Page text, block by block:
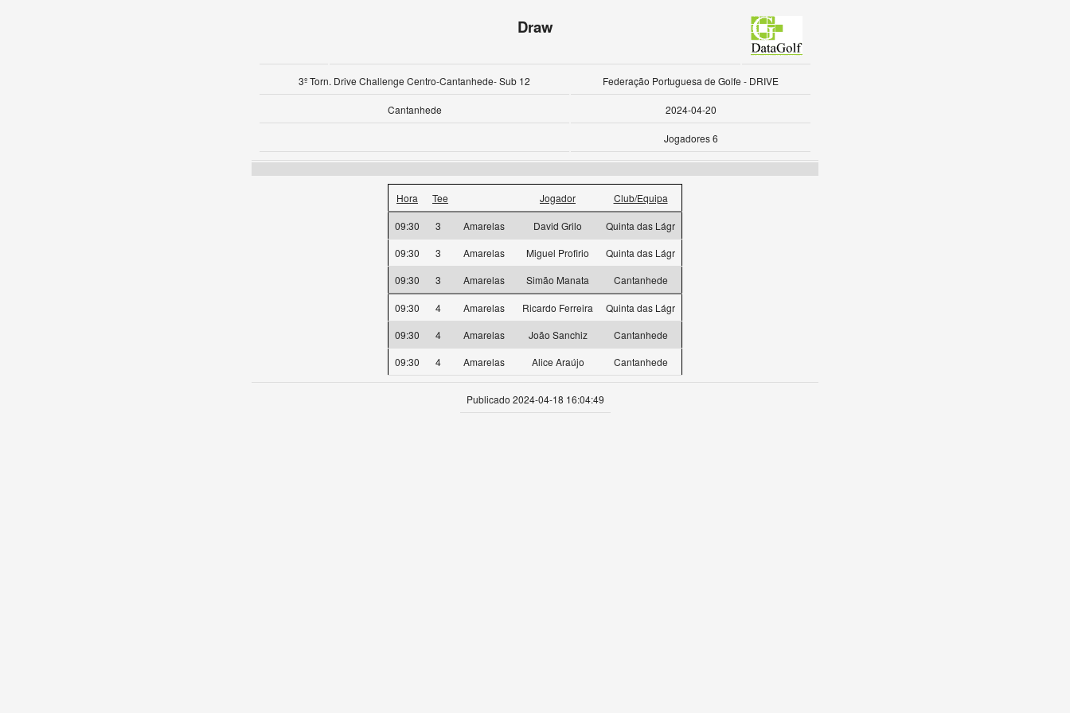
Draw
3º Torn. Drive Challenge Centro-Cantanhede- Sub 12 Federação Portuguesa de Golfe - DRIVE
Cantanhede 2024-04-20
Jogadores 6
Hora Tee Jogador Club/Equipa
09:30 3 Amarelas David Grilo
Quinta das Lágr
09:30
3 Amarelas Miguel Profirio
Quinta das Lágr
09:30
3 Amarelas Simão Manata Cantanhede
09:30 4 Amarelas Ricardo Ferreira
Quinta das Lágr
09:30
4 Amarelas João Sanchiz
Cantanhede
09:30
4 Amarelas Alice Araújo Cantanhede
Publicado 2024-04-18 16:04:49